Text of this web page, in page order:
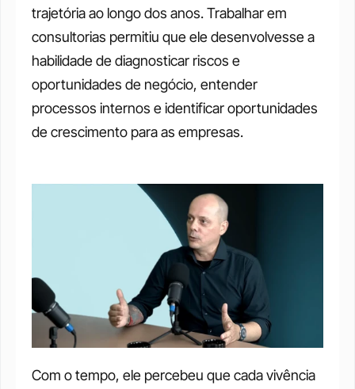
trajetória ao longo dos anos. Trabalhar em
consultorias permitiu que ele desenvolvesse a
habilidade de diagnosticar riscos e
oportunidades de negócio, entender
processos internos e identificar oportunidades
de crescimento para as empresas.
Com o tempo, ele percebeu que cada vivência